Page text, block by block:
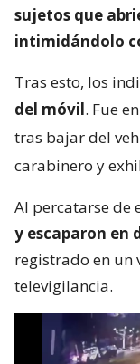
sujetos que
intimidándolo
Tras esto, los
del móvil. Fue
tras bajar del
carabinero y
Al percatarse de
y escaparon en
registrado en un
televigilancia.